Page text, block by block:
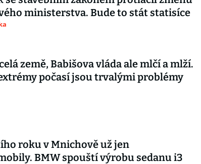
ministerstva. Bude to stát statisíce
země, Babišova vláda ale mlčí a mlží.
počasí jsou trvalými problémy
roku v Mnichově už jen
BMW spouští výrobu sedanu i3